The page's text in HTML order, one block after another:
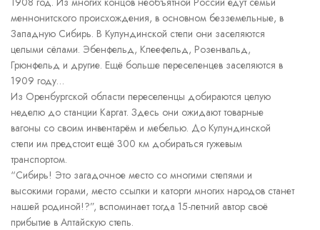
меннонитского происхождения, в основном безземельные, в
Западную Сибирь. В Кулундинской степи они заселяются
целыми сёлами. Эбенфельд, Клеефельд, Розенвальд,
Грюнфельд и другие. Ещё больше переселенцев заселяются в
1909 году…
Из Оренбургской области переселенцы добираются целую
неделю до станции Каргат. Здесь они ожидают товарные
вагоны со своим инвентарём и мебелью. До Кулундинской
степи им предстоит ещё 300 км добираться гужевым
транспортом.
“Сибирь! Это загадочное место со многими степями и
высокими горами, место ссылки и каторги многих народов станет
нашей родиной!?”, вспоминает тогда 15-летний автор своё
прибытие в Алтайскую степь.